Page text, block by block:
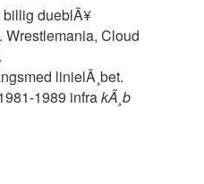
billig dueblÃ¥
Wrestlemania, Cloud
linielÃ¸bet.
1989 infrakÃ¸b